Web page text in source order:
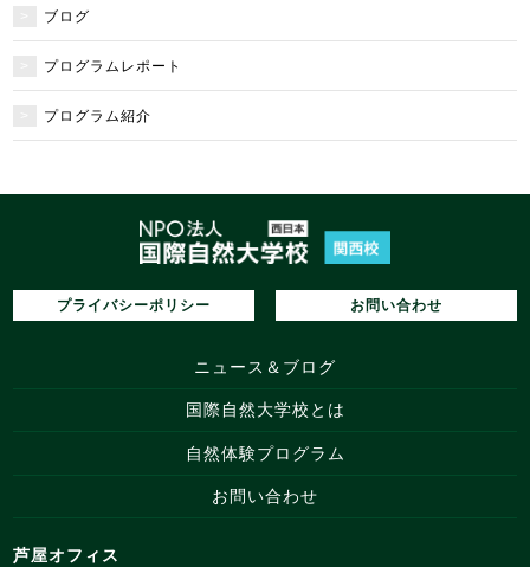
ブログ
プログラムレポート
プログラム紹介
プライバシーポリシー お問い合わせ
ニュース＆ブログ
国際自然大学校とは
自然体験プログラム
お問い合わせ
芦屋オフィス